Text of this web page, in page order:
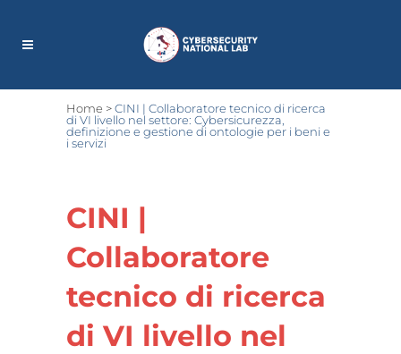
Home >CINI | Collaboratore tecnico di ricerca
di VI livello nel settore: Cybersicurezza,
definizione e gestione di ontologie per i beni e
i servizi
CINI |
Collaboratore
tecnico di ricerca
di VI livello nel